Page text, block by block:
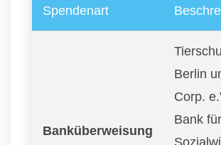
Spendenart
Banküberweisung
Berlin
Corp.
Bank für